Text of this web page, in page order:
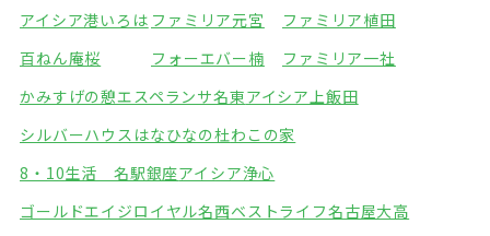
アイシア港いろは ファミリア元宮
ファミリア植田
百ねん庵桜
フォーエバー楠
ファミリア一社
かみすげの憩エスペランサ名東アイシア上飯田
シルバーハウスはなひなの杜わこの家
8・10生活 名駅銀座アイシア浄心
ゴールドエイジロイヤル名西ベストライフ名古屋大高